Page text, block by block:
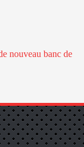
nouveau banc de